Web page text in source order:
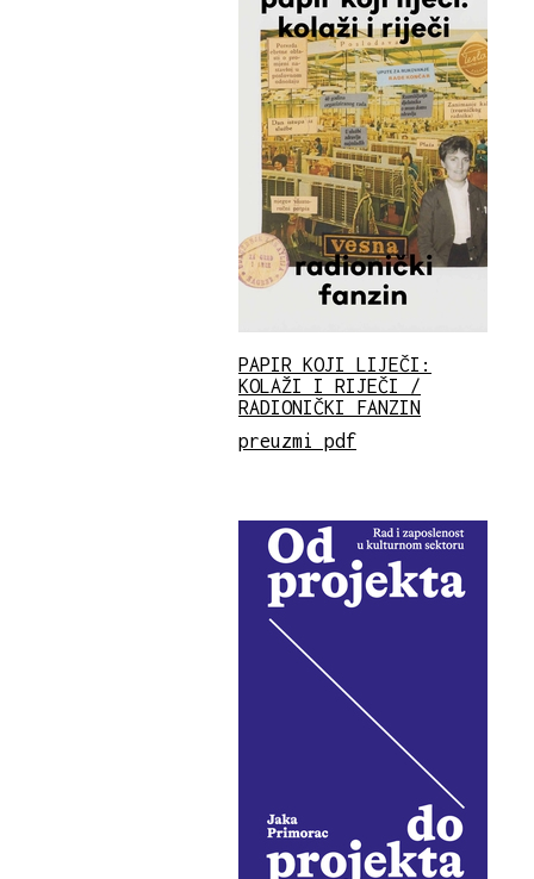
PAPIR KOJI LIJEČI:
KOLAŽI I RIJEČI /
RADIONIČKI FANZIN
preuzmi pdf